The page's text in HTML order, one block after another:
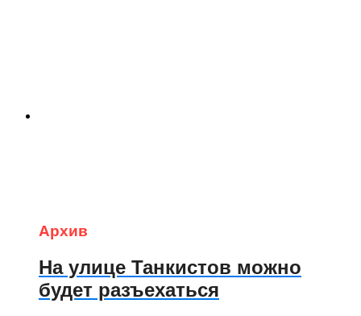
Архив
На улице Танкистов можно
будет разъехаться